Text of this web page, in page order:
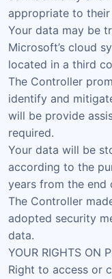
appropriate to their
Your data may be
Microsoft’s cloud
located in a third
The Controller
identify and
will be provide
required.
Your data will be
according to the
years from the end
The Controller
adopted security
data.
YOUR RIGHTS ON
Right to access or